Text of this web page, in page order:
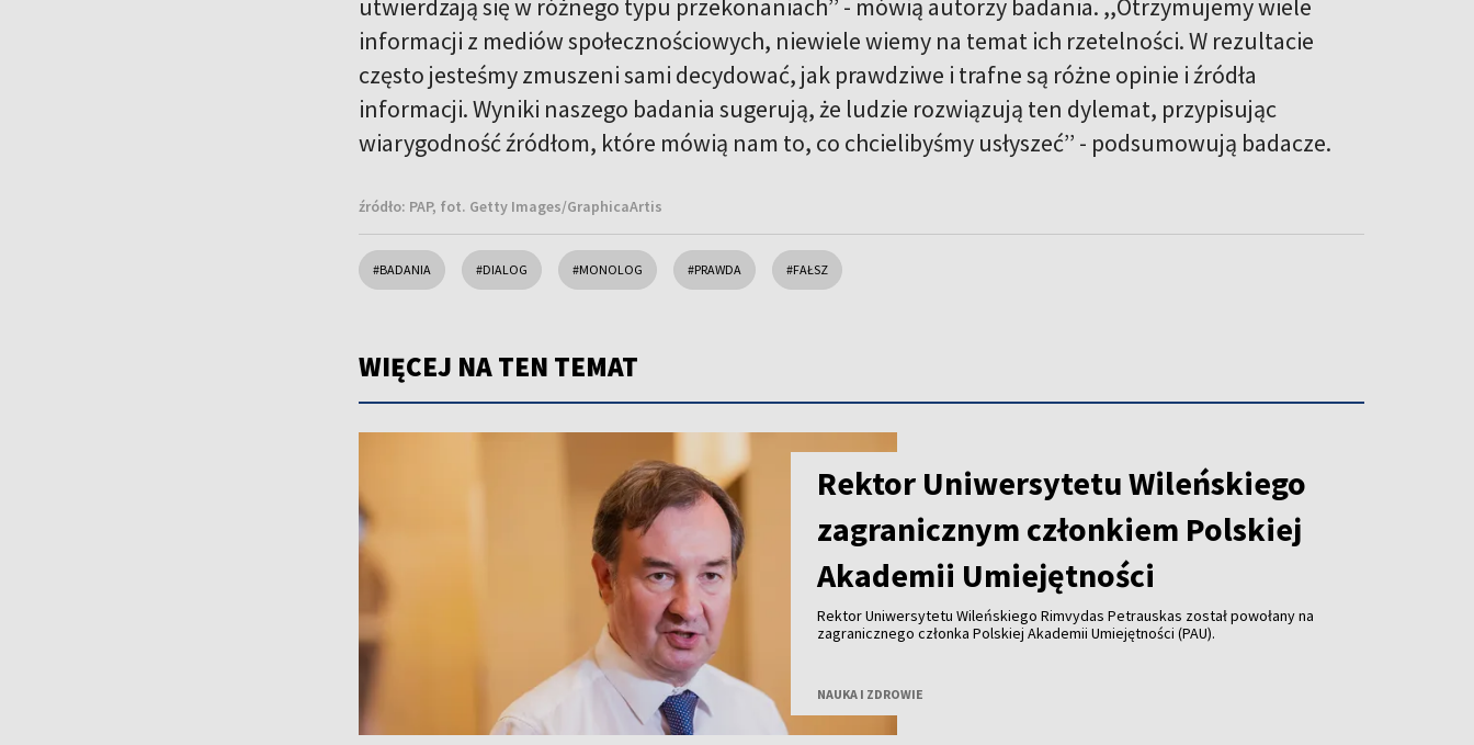
informacji z mediów społecznościowych, niewiele wiemy na temat ich rzetelności. W rezultacie
często jesteśmy zmuszeni sami decydować, jak prawdziwe i trafne są różne opinie i źródła
informacji. Wyniki naszego badania sugerują, że ludzie rozwiązują ten dylemat, przypisując
wiarygodność źródłom, które mówią nam to, co chcielibyśmy usłyszeć’’ - podsumowują badacze.
źródło: PAP, fot. Getty Images/GraphicaArtis
#BADANIA #DIALOG #MONOLOG #PRAWDA #FAŁSZ
WIĘCEJ NA TEN TEMAT
Rektor Uniwersytetu Wileńskiego
zagranicznym członkiem Polskiej
Akademii Umiejętności
Rektor Uniwersytetu Wileńskiego Rimvydas Petrauskas został powołany na
zagranicznego członka Polskiej Akademii Umiejętności (PAU).
NAUKA I ZDROWIE